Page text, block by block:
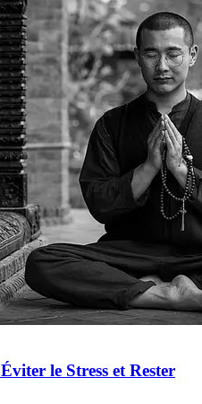
le Stress et Rester